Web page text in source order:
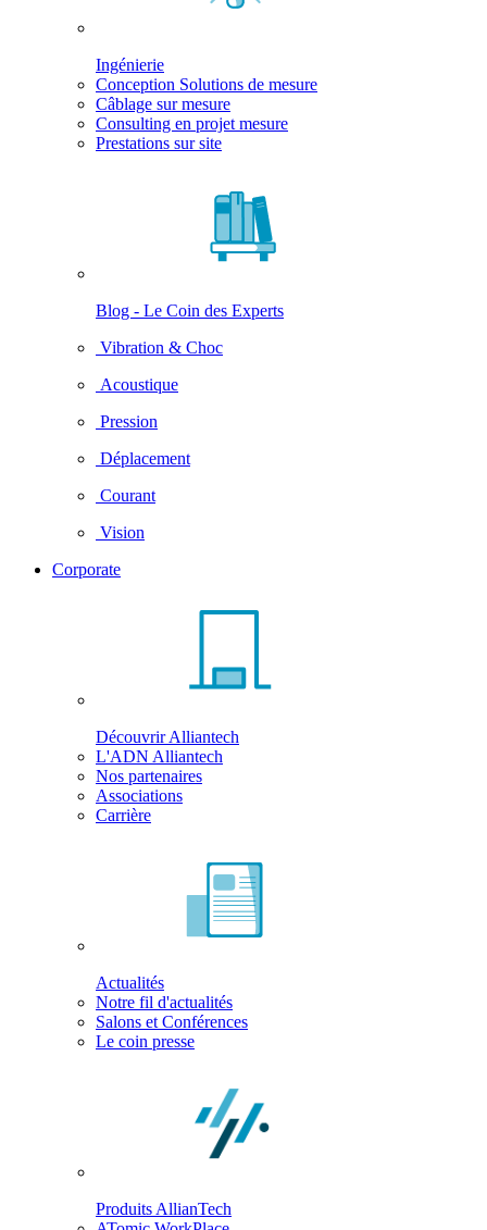
Ingénierie
Conception Solutions de mesure
Câblage sur mesure
Consulting en projet mesure
Prestations sur site
Blog - Le Coin des Experts
Vibration & Choc
Acoustique
Pression
Déplacement
Courant
Vision
Corporate
Découvrir Alliantech
L'ADN Alliantech
Nos partenaires
Associations
Carrière
Actualités
Notre fil d'actualités
Salons et Conférences
Le coin presse
Produits AllianTech